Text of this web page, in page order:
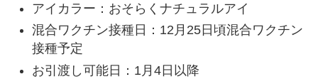
アイカラー：おそらくナチュラルアイ
混合ワクチン接種日：12月25日頃混合ワクチン
接種予定
お引渡し可能日：1月4日以降